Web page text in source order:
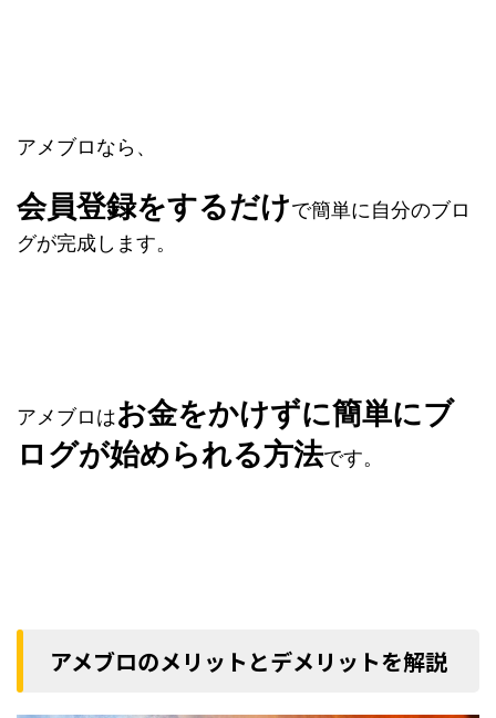
アメブロなら、
会員登録をするだけで簡単に自分のブロ
グが完成します。
アメブロはお金をかけずに簡単にブ
ログが始められる方法です。
アメブロのメリットとデメリットを解説